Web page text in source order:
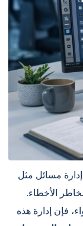
مسائل مثل
الأخطاء.
فإن إدارة هذه